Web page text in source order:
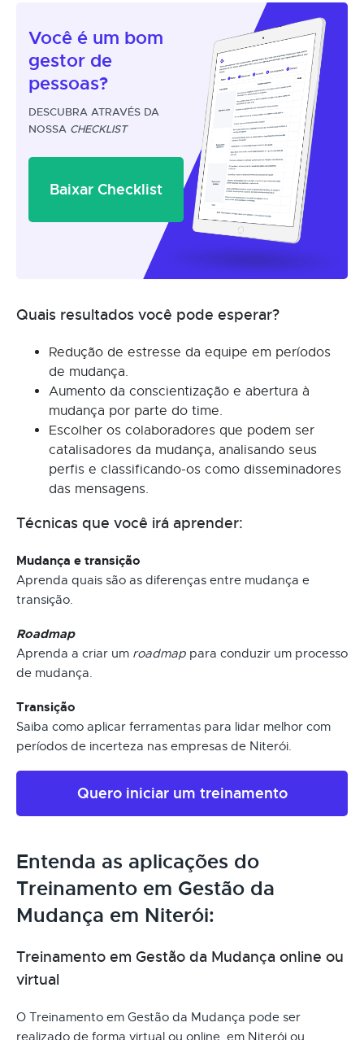
Você é um bom
gestor de
pessoas?
DESCUBRA ATRAVÉS DA
NOSSA CHECKLIST
Baixar Checklist
Quais resultados você pode esperar?
Redução de estresse da equipe em períodos
de mudança.
Aumento da conscientização e abertura à
mudança por parte do time.
Escolher os colaboradores que podem ser
catalisadores da mudança, analisando seus
perfis e classificando-os como disseminadores
das mensagens.
Técnicas que você irá aprender:
Mudança e transição
Aprenda quais são as diferenças entre mudança e
transição.
Roadmap
Aprenda a criar um roadmap para conduzir um processo
de mudança.
Transição
Saiba como aplicar ferramentas para lidar melhor com
períodos de incerteza nas empresas de Niterói.
Quero iniciar um treinamento
Entenda as aplicações do
Treinamento em Gestão da
Mudança em Niterói:
Treinamento em Gestão da Mudança online ou
virtual
O Treinamento em Gestão da Mudança pode ser
realizado de forma virtual ou online, em Niterói ou